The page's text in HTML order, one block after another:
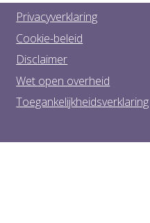
Privacyverklaring
Cookie-beleid
Disclaimer
Wet open overheid
Toegankelijkheidsverklaring